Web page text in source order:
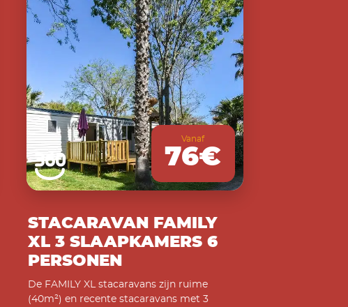
Vanaf
76€
STACARAVAN FAMILY
XL 3 SLAAPKAMERS 6
PERSONEN
De FAMILY XL stacaravans zijn ruime
(40m²) en recente stacaravans met 3